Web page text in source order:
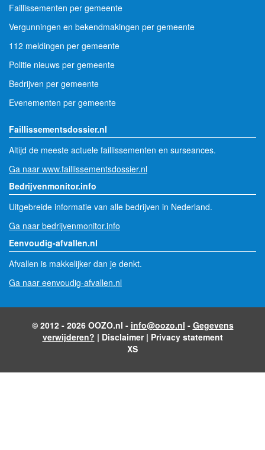
Faillissementen per gemeente
Vergunningen en bekendmakingen per gemeente
112 meldingen per gemeente
Politie nieuws per gemeente
Bedrijven per gemeente
Evenementen per gemeente
Faillissementsdossier.nl
Altijd de meeste actuele faillissementen en surseances.
Ga naar www.faillissementsdossier.nl
Bedrijvenmonitor.info
Uitgebreide informatie van alle bedrijven in Nederland.
Ga naar bedrijvenmonitor.info
Eenvoudig-afvallen.nl
Afvallen is makkelijker dan je denkt.
Ga naar eenvoudig-afvallen.nl
© 2012 - 2026 OOZO.nl - info@oozo.nl - Gegevens
verwijderen? | Disclaimer| Privacy statement
XS